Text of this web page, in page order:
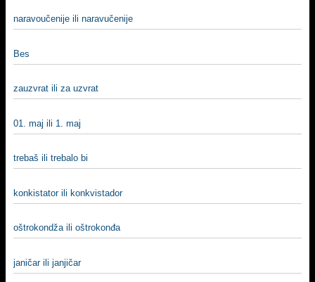
naravoučenije ili naravučenije
Bes
zauzvrat ili za uzvrat
01. maj ili 1. maj
trebaš ili trebalo bi
konkistator ili konkvistador
oštrokondža ili oštrokonđa
janičar ili janjičar